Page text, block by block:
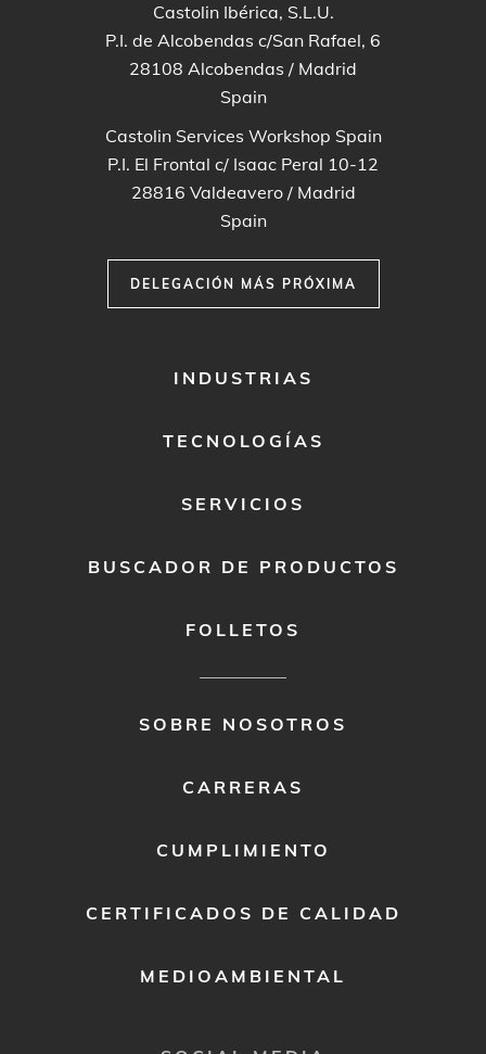
Castolin Ibérica, S.L.U.
P.I. de Alcobendas c/San Rafael, 6
28108 Alcobendas / Madrid
Spain
Castolin Services Workshop Spain
P.I. El Frontal c/ Isaac Peral 10-12
28816 Valdeavero / Madrid
Spain
DELEGACIÓN MÁS PRÓXIMA
INDUSTRIAS
TECNOLOGÍAS
SERVICIOS
BUSCADOR DE PRODUCTOS
FOLLETOS
SOBRE NOSOTROS
CARRERAS
CUMPLIMIENTO
CERTIFICADOS DE CALIDAD
MEDIOAMBIENTAL